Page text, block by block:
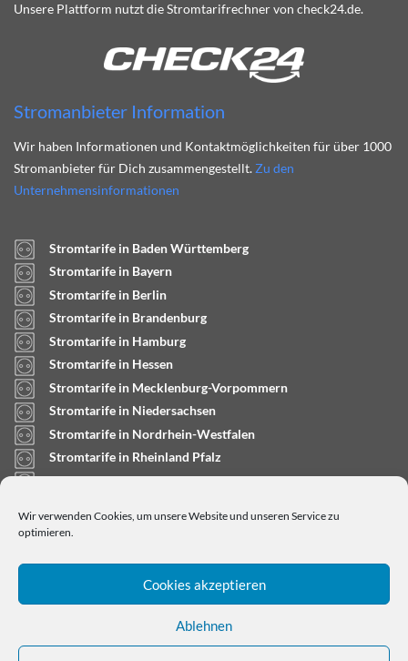
Wir verwenden Cookies, um unsere Website und unseren Service zu
optimieren.
Cookies akzeptieren
Ablehnen
Unsere Plattform nutzt die Stromtarifrechner von check24.de.
Stromanbieter Information
Wir haben Informationen und Kontaktmöglichkeiten für über 1000
Stromanbieter für Dich zusammengestellt. Zu den
Unternehmensinformationen
Stromtarife in Baden Württemberg
Stromtarife in Bayern
Stromtarife in Berlin
Stromtarife in Brandenburg
Stromtarife in Hamburg
Stromtarife in Hessen
Stromtarife in Mecklenburg-Vorpommern
Stromtarife in Niedersachsen
Stromtarife in Nordrhein-Westfalen
Stromtarife in Rheinland Pfalz
Stromtarife in Saarland
Stromtarife in Schleswig-Holstein